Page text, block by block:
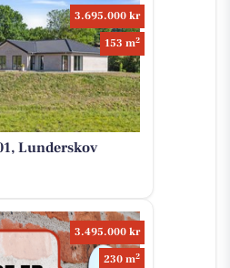
3.695.000 kr
153 m2
Lunderskov
3.495.000 kr
230 m2